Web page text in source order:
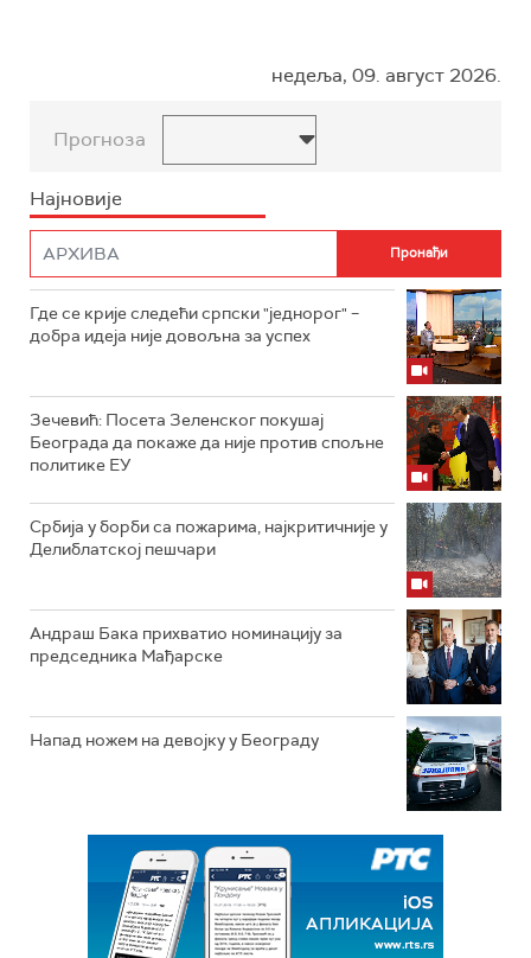
недеља, 09. август 2026.
Прогноза
Најновије
Где се крије следећи српски "једнорог" –
добра идеја није довољна за успех
Зечевић: Посета Зеленског покушај
Београда да покаже да није против спољне
политике ЕУ
Србија у борби са пожарима, најкритичније у
Делиблатској пешчари
Андраш Бака прихватио номинацију за
председника Мађарске
Напад ножем на девојку у Београду